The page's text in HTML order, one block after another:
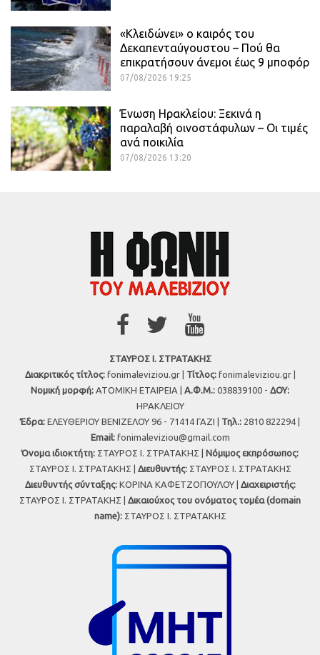
«Κλειδώνει» ο καιρός του
Δεκαπενταύγουστου – Πού θα
επικρατήσουν άνεμοι έως 9 μποφόρ
07/08/2026 19:25
Ένωση Ηρακλείου: Ξεκινά η
παραλαβή οινοστάφυλων – Οι τιμές
ανά ποικιλία
07/08/2026 13:20
ΣΤΑΥΡΟΣ Ι. ΣΤΡΑΤΑΚΗΣ
Διακριτικός τίτλος:fonimaleviziou.gr | Τίτλος:fonimaleviziou.gr |
Νομική μορφή: ΑΤΟΜΙΚΗ ΕΤΑΙΡΕΙΑ | Α.Φ.Μ.: 038839100 - ΔΟΥ:
ΗΡΑΚΛΕΙΟΥ
Έδρα: ΕΛΕΥΘΕΡΙΟΥ ΒΕΝΙΖΕΛΟΥ 96 - 71414 ΓΑΖΙ | Τηλ.: 2810 822294 |
Εmail: fonimaleviziou@gmail.com
Όνομα ιδιοκτήτη: ΣΤΑΥΡΟΣ Ι. ΣΤΡΑΤΑΚΗΣ | Νόμιμος εκπρόσωπος:
ΣΤΑΥΡΟΣ Ι. ΣΤΡΑΤΑΚΗΣ | Διευθυντής:ΣΤΑΥΡΟΣ Ι. ΣΤΡΑΤΑΚΗΣ
Διευθυντής σύνταξης:ΚΟΡΙΝΑ ΚΑΦΕΤΖΟΠΟΥΛΟΥ | Διαχειριστής:
ΣΤΑΥΡΟΣ Ι. ΣΤΡΑΤΑΚΗΣ | Δικαιούχος του ονόματος τομέα (domain
name):ΣΤΑΥΡΟΣ Ι. ΣΤΡΑΤΑΚΗΣ